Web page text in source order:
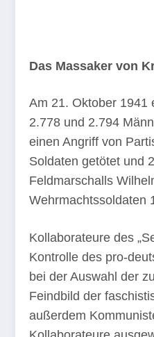
Das Massaker von
Am 21. Oktober 1941
2.778 und 2.794
einen Angriff von
Soldaten getötet und
Feldmarschalls
Wehrmachtssoldaten
Kollaborateure des
Kontrolle des pro-
bei der Auswahl der
Feindbild der
außerdem